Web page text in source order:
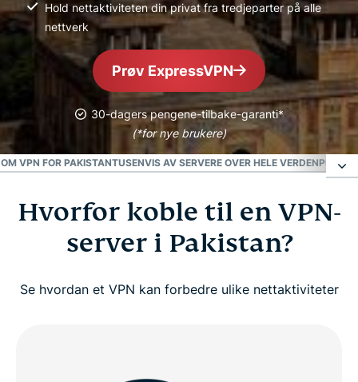
Hold nettaktiviteten din privat fra tredjeparter på alle
nettverk
Prøv ExpressVPN
30-dagers pengene-tilbake-garanti*
(*for nye brukere)
VPN FOR PAKISTANTUSENVIS AV SERVERE OVER HELE VERDENPRØV
Hvorfor koble til en VPN-server i Pakistan?
Slik får du et pakistansk VPN i tre enkle steg
Få en pakistansk IP-adresse for å sikre
Hvorfor koble til en VPN-
server i Pakistan?
Se hvordan et VPN kan forbedre ulike nettaktiviteter